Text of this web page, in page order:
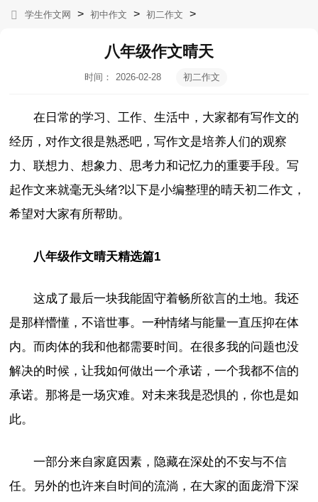
学生作文网 > 初中作文 > 初二作文 >
八年级作文晴天
时间：
2026-02-28
初二作文
在日常的学习、工作、生活中，大家都有写作文的
经历，对作文很是熟悉吧，写作文是培养人们的观察
力、联想力、想象力、思考力和记忆力的重要手段。写
起作文来就毫无头绪?以下是小编整理的晴天初二作文，
希望对大家有所帮助。
八年级作文晴天精选篇1
这成了最后一块我能固守着畅所欲言的土地。我还
是那样懵懂，不谙世事。一种情绪与能量一直压抑在体
内。而肉体的我和他都需要时间。在很多我的问题也没
解决的时候，让我如何做出一个承诺，一个我都不信的
承诺。那将是一场灾难。对未来我是恐惧的，你也是如
此。
一部分来自家庭因素，隐藏在深处的不安与不信
任。另外的也许来自时间的流淌，在大家的面庞滑下深